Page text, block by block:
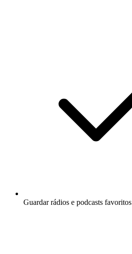
Guardar rádios e podcasts favoritos